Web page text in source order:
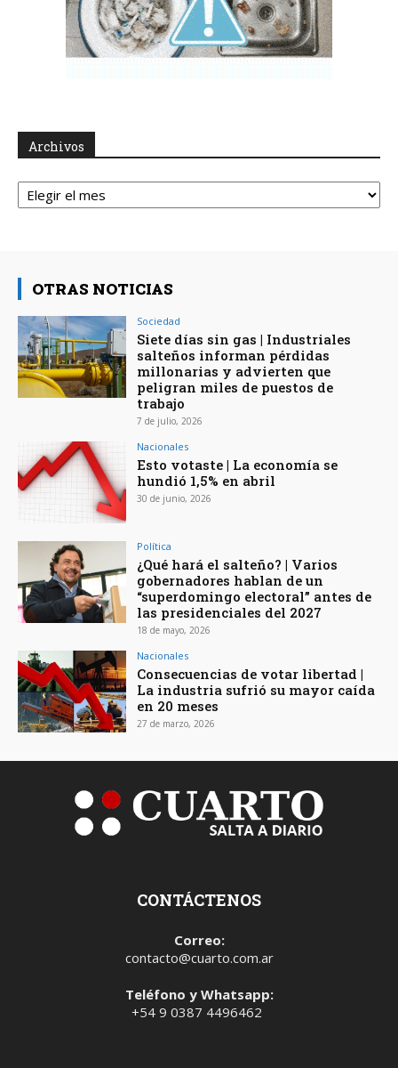
Archivos
Archivos
OTRAS NOTICIAS
Sociedad
Siete días sin gas | Industriales
salteños informan pérdidas
millonarias y advierten que
peligran miles de puestos de
trabajo
7 de julio, 2026
Nacionales
Esto votaste | La economía se
hundió 1,5% en abril
30 de junio, 2026
Política
¿Qué hará el salteño? | Varios
gobernadores hablan de un
“superdomingo electoral” antes de
las presidenciales del 2027
18 de mayo, 2026
Nacionales
Consecuencias de votar libertad |
La industria sufrió su mayor caída
en 20 meses
27 de marzo, 2026
CONTÁCTENOS
Correo:
contacto@cuarto.com.ar
Teléfono y Whatsapp:
+54 9 0387 4496462